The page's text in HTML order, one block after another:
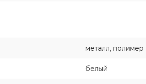
металл, полимер
белый